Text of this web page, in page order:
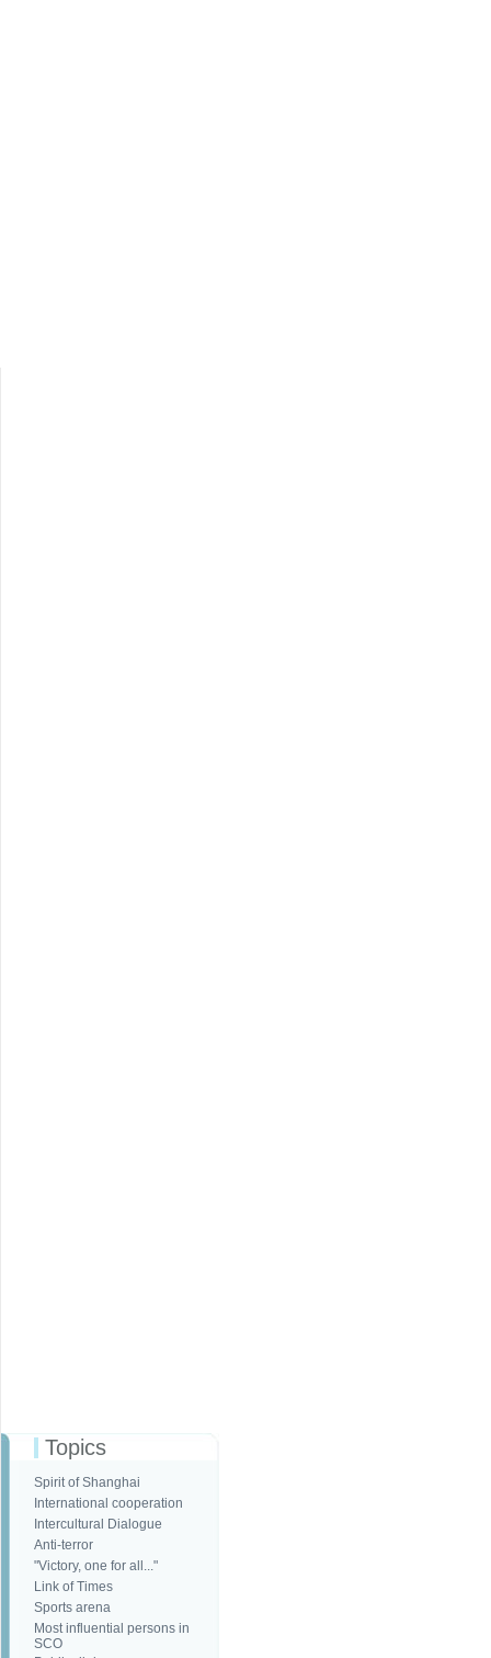
Topics
Spirit of Shanghai
International cooperation
Intercultural Dialogue
Anti-terror
"Victory, one for all..."
Link of Times
Sports arena
Most influential persons in
SCO